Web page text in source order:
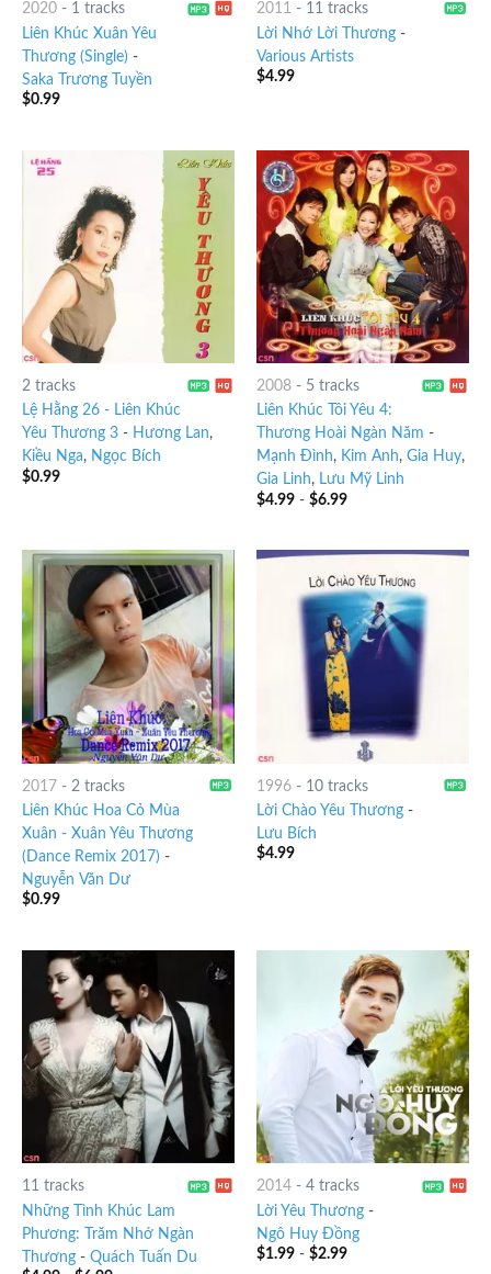
2020- 1 tracks
Liên Khúc Xuân Yêu
Thương (Single) -
Saka Trương Tuyền
$0.99
2011 - 11 tracks
Lời Nhớ Lời Thương-
Various Artists
$4.99
2 tracks
Lệ Hằng 26 - Liên Khúc
Yêu Thương 3- Hương Lan,
Kiều Nga, Ngọc Bích
$0.99
2008- 5 tracks
Liên Khúc Tôi Yêu 4:
Thương Hoài Ngàn Năm -
Mạnh Đình, Kim Anh, Gia Huy,
Gia Linh, Lưu Mỹ Linh
$4.99- $6.99
2017- 2 tracks
Liên Khúc Hoa Cỏ Mùa
Xuân - Xuân Yêu Thương
(Dance Remix 2017) -
Nguyễn Văn Dư
$0.99
1996- 10 tracks
Lời Chào Yêu Thương-
Lưu Bích
$4.99
11 tracks
Những Tình Khúc Lam
Phương: Trăm Nhớ Ngàn
Thương- Quách Tuấn Du
2014- 4 tracks
Lời Yêu Thương-
Ngô Huy Đồng
$1.99- $2.99